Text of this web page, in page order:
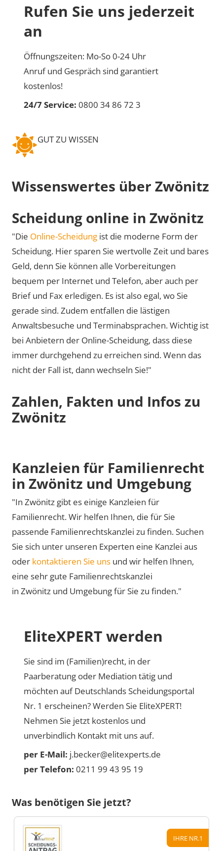
Rufen Sie uns jederzeit
an
Öffnungszeiten: Mo-So 0-24 Uhr
Anruf und Gespräch sind garantiert
kostenlos!
24/7 Service: 0800 34 86 72 3
GUT ZU WISSEN
Wissenswertes über Zwönitz
Scheidung online in Zwönitz
"Die Online-Scheidung ist die moderne Form der
Scheidung. Hier sparen Sie wertvolle Zeit und bares
Geld, denn Sie können alle Vorbereitungen
bequem per Internet und Telefon, aber auch per
Brief und Fax erledigen. Es ist also egal, wo Sie
gerade sind. Zudem entfallen die lästigen
Anwaltsbesuche und Terminabsprachen. Wichtig ist
bei Anbietern der Online-Scheidung, dass diese
immer durchgehend zu erreichen sind. Wenn das
nicht der Fall ist, dann wechseln Sie!"
Zahlen, Fakten und Infos zu
Zwönitz
Kanzleien für Familienrecht
in Zwönitz und Umgebung
"In Zwönitz gibt es einige Kanzleien für
Familienrecht. Wir helfen Ihnen, die für Sie
passende Familienrechtskanzlei zu finden. Suchen
Sie sich unter unseren Experten eine Kanzlei aus
oder kontaktieren Sie uns und wir helfen Ihnen,
eine sehr gute Familienrechtskanzlei
in Zwönitz und Umgebung für Sie zu finden."
EliteXPERT werden
Sie sind im (Familien)recht, in der
Paarberatung oder Mediation tätig und
möchten auf Deutschlands Scheidungsportal
Nr. 1 erscheinen? Werden Sie EliteXPERT!
Nehmen Sie jetzt kostenlos und
unverbindlich Kontakt mit uns auf.
per E-Mail: j.becker@elitexperts.de
per Telefon: 0211 99 43 95 19
Was benötigen Sie jetzt?
IHRE NR.1